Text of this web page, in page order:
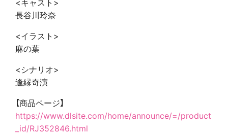
長谷川玲奈
<イラスト>
麻の葉
<シナリオ>
逢縁奇演
【商品ページ】
https://www.dlsite.com/home/announce/=/product
_id/RJ352846.html